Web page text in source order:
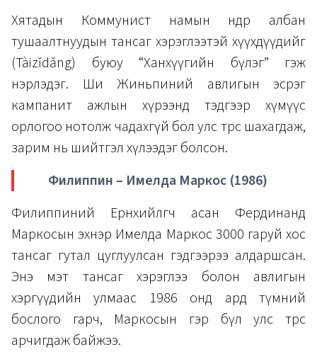
Хятадын Коммунист намын өндөр албан
тушаалтнуудын тансаг хэрэглээтэй хүүхдүүдийг
(Tàizǐdǎng) буюу “Ханхүүгийн бүлэг” гэж
нэрлэдэг. Ши Жиньпиний авлигын эсрэг
кампанит ажлын хүрээнд тэдгээр хүмүүс
орлогоо нотолж чадахгүй бол улс төрөөс шахагдаж,
зарим нь шийтгэл хүлээдэг болсон.
Филиппин – Имелда Маркос (1986)
Филиппиний Ерөнхийлөгч асан Фердинанд
Маркосын эхнэр Имелда Маркос 3000 гаруй хос
тансаг гутал цуглуулсан гэдгээрээ алдаршсан.
Энэ мэт тансаг хэрэглээ болон авлигын
хэргүүдийн улмаас 1986 онд ард түмний
бослого гарч, Маркосын гэр бүл улс төрөөс
арчигдаж байжээ.